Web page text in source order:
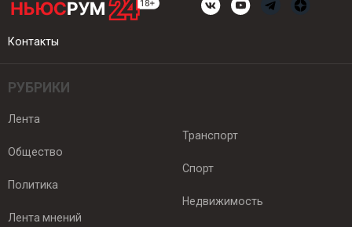
Контакты
РУБРИКИ
Лента
Общество
Политика
Лента мнений
Транспорт
Спорт
Недвижимость